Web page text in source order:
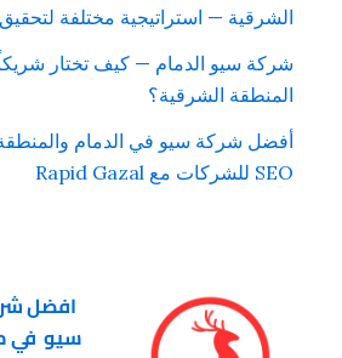
الشرقية — استراتيجية مختلفة لتحقيق
شركة سيو الدمام — كيف تختار
المنطقة الشرقية؟
أفضل شركة سيو في الدمام
SEO للشركات مع Rapid Gazal
افضل
سيو في